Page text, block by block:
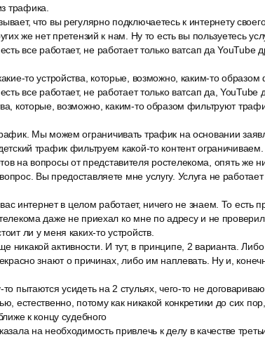
трафика.
что вы регулярно подключаетесь к интернету
же нет претензий к нам. Ну то есть вы пользуетесь
все работает, не работает только ватсап да YouTube
то устройства, которые, возможно, каким-то
все работает, не работает только ватсап да, YouTube
которые, возможно, каким-то образом фильтруют
Мы можем ограничивать трафик на основании
трафик фильтруем какой-то контент ограничиваем.
на вопросы от представителя ростелекома, опять же
Вы предоставляете мне услугу. Услуга не
интернет в целом работает, ничего не знаем. То есть
даже не приехал ко мне по адресу и не
ли у меня каких-то устройств.
никакой активности. И тут, в принципе, 2 варианта.
знают о причинах, либо им наплевать. Ну и,
пытаются усидеть на 2 стульях, чего-то не
естественно, потому как никакой конкретики до сих
к концу судебного
на необходимость привлечь к делу в качестве